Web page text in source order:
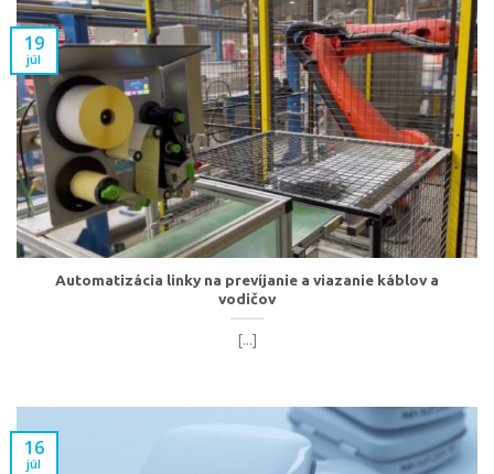
Automatizácia linky na prevíjanie a viazanie káblov a
vodičov
[...]
19
júl
16
júl